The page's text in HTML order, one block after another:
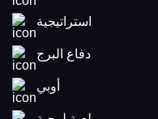
استراتيجية
دفاع البرج
أوبي